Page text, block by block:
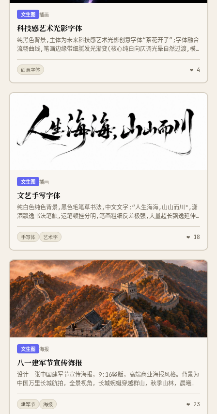
文生图 插画
科技感艺术光影字体
纯黑色背景,主体为未来科技感艺术光影创意字体“茶花开了”;字体融合
流畅曲线,笔画边缘带细腻发光渐变(核心纯白向仄调光晕自然过渡,模
拟光线漫射质感);曲线柔美如流动光线;字间通过光影延伸互动,周围环
绕扩散光带增强动态感;营造“赛博朋克式光影交融、虚实相生" 的艺术
氛围,突出字体发光渐变效果、曲线融合及光影流动韵律。
创意字体 ❤ 4
文生图 插画
文艺手写字体
纯白色纯色背景,黑色毛笔草书法,中文文字:“人生海海,山山而川",潇
洒飘逸书法笔触,运笔顿挫分明,笔画粗细反差极强,大量超长飘逸延伸
长尾拖笔,干湿墨变化,自然枯笔飞白,字形自由错落,横向舒展排版,2D
平面线条,高对比度纯黑白,无阴影、无宣纸肌理、无边框、无多余纹
理,极简干净,文艺洒脱水墨手写,画面居中排布
手写体 艺术字 ❤ 18
文生图 海报
八一建军节宣传海报
设计一张中国建军节宣传海报，9:16竖版，高端商业海报风格。背景为
中国万里长城航拍，全景视角，长城蜿蜒穿越群山，秋季山林，晨曦日
出，暖金色阳光照耀山峦，远山层层递进，薄雾缭绕，电影级光影，国
家地理摄影质感，真实摄影，史诗感，庄严恢弘。 海报顶部居中显示
小字： 1927-2026 下方使用超大白色毛笔书法字体： 岁月如歌 不
建军节 海报 ❤ 23